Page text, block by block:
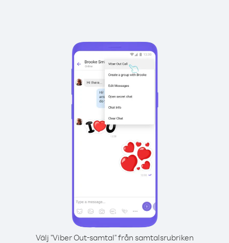
Välj "Viber Out-samtal" från samtalsrubriken